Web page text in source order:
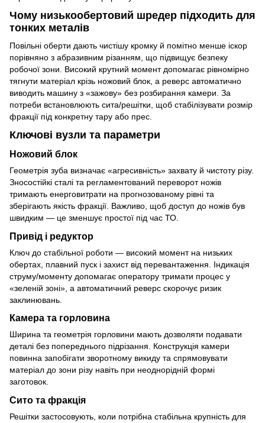
Чому низькообертовий шредер підходить для
тонких металів
Повільні оберти дають чистішу кромку й помітно менше іскор
порівняно з абразивним різанням, що підвищує безпеку
робочої зони. Високий крутний момент допомагає рівномірно
тягнути матеріал крізь ножовий блок, а реверс автоматично
виводить машину з «зажову» без розбирання камери. За
потреби встановлюють сита/решітки, щоб стабілізувати розмір
фракції під конкретну тару або прес.
Ключові вузли та параметри
Ножовий блок
Геометрія зуба визначає «агресивність» захвату й чистоту різу.
Зносостійкі сталі та регламентований переворот ножів
тримають енерговитрати на прогнозованому рівні та
зберігають якість фракції. Важливо, щоб доступ до ножів був
швидким — це зменшує простої під час ТО.
Привід і редуктор
Ключ до стабільної роботи — високий момент на низьких
обертах, плавний пуск і захист від перевантаження. Індикація
струму/моменту допомагає оператору тримати процес у
«зеленій зоні», а автоматичний реверс скорочує ризик
заклинювань.
Камера та горловина
Ширина та геометрія горловини мають дозволяти подавати
деталі без попереднього підрізання. Конструкція камери
повинна запобігати зворотному викиду та спрямовувати
матеріал до зони різу навіть при неоднорідній формі
заготовок.
Сито та фракція
Решітки застосовують, коли потрібна стабільна крупність для